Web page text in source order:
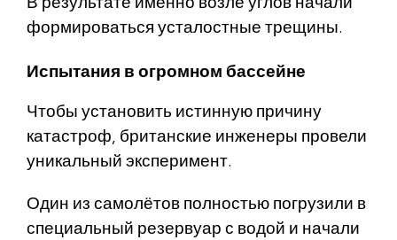
формироваться усталостные трещины.
Испытания в огромном бассейне
Чтобы установить истинную причину
катастроф, британские инженеры провели
уникальный эксперимент.
Один из самолётов полностью погрузили в
специальный резервуар с водой и начали